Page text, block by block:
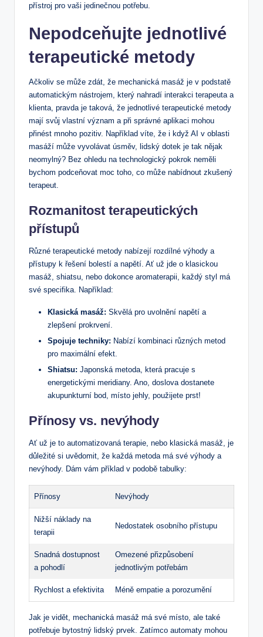
přístroj pro vaši jedinečnou potřebu.
Nepodceňujte jednotlivé
⁣terapeutické ⁢metody
Ačkoliv se⁤ může ​zdát, že‌ mechanická masáž ​je v podstatě
automatickým nástrojem, který nahradí⁤ interakci terapeuta⁢ a
klienta, pravda je taková,⁤ že jednotlivé terapeutické metody
mají ⁤svůj vlastní význam ⁢a při správné aplikaci‌ mohou
přinést ⁢mnoho pozitiv. Například víte, že i když ‍AI v oblasti
masáží může vyvolávat úsměv, lidský ​dotek je tak ​nějak
neomylný? ‌Bez ohledu na ​technologický pokrok ​neměli
bychom podceňovat moc toho, co může nabídnout zkušený
terapeut.
Rozmanitost terapeutických⁤
přístupů
Různé terapeutické metody nabízejí rozdílné výhody a
přístupy ⁣k řešení ‍bolestí a napětí. Ať už jde ⁢o klasickou
⁣masáž, shiatsu, nebo dokonce aromaterapii,‍ každý styl⁤ má ​
své⁤ specifika. Například:
Klasická ⁣masáž: ⁤Skvělá pro uvolnění napětí ​a
zlepšení prokrvení.
Spojuje techniky: ​Nabízí kombinaci‌ různých metod
pro⁢ maximální efekt.
Shiatsu: Japonská metoda, ⁣která pracuje s
energetickými meridiany. Ano, doslova dostanete ​
akupunkturní⁢ bod, místo ⁤jehly, použijete prst!
Přínosy vs.⁤ nevýhody
Ať už⁤ je to⁤ automatizovaná terapie, nebo‌ klasická masáž, je
⁢důležité si‌ uvědomit,⁤ že každá metoda má své ​výhody a
nevýhody. Dám vám příklad ⁢v podobě tabulky:
Přínosy Nevýhody
Nižší náklady na
terapii
Nedostatek⁢ osobního přístupu
Snadná dostupnost
a pohodlí
Omezené přizpůsobení
jednotlivým potřebám
Rychlost a efektivita Méně empatie a porozumění
Jak je vidět, mechanická masáž ‍má své místo, ale⁣ také
potřebuje ‍bytostný lidský​ prvek. ⁤Zatímco automaty mohou